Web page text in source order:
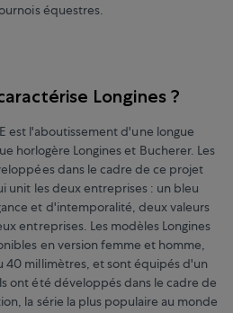
équestres.
Longines ?
est l'aboutissement d'une longue
horlogère Longines et Bucherer. Les
dans le cadre de ce projet
unit les deux entreprises : un bleu
et d'intemporalité, deux valeurs
entreprises. Les modèles Longines
en version femme et homme,
40 millimètres, et sont équipés d'un
ont été développés dans le cadre de
la série la plus populaire au monde